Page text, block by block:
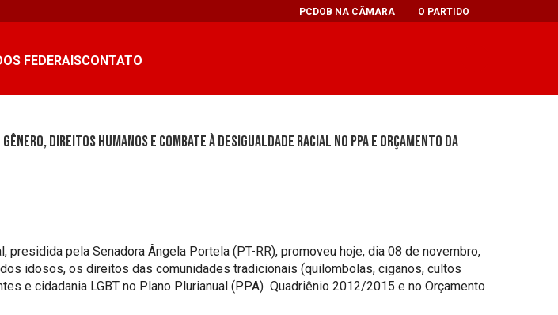
PCDOB NA CÂMARA O PARTIDO
FEDERAISCONTATO
direitos humanos e combate à desigualdade racial no PPA e Orçamento da
pela Senadora Ângela Portela (PT-RR), promoveu hoje, dia 08 de novembro,
idosos, os direitos das comunidades tradicionais (quilombolas, ciganos, cultos
e cidadania LGBT no Plano Plurianual (PPA) Quadriênio 2012/2015 e no Orçamento